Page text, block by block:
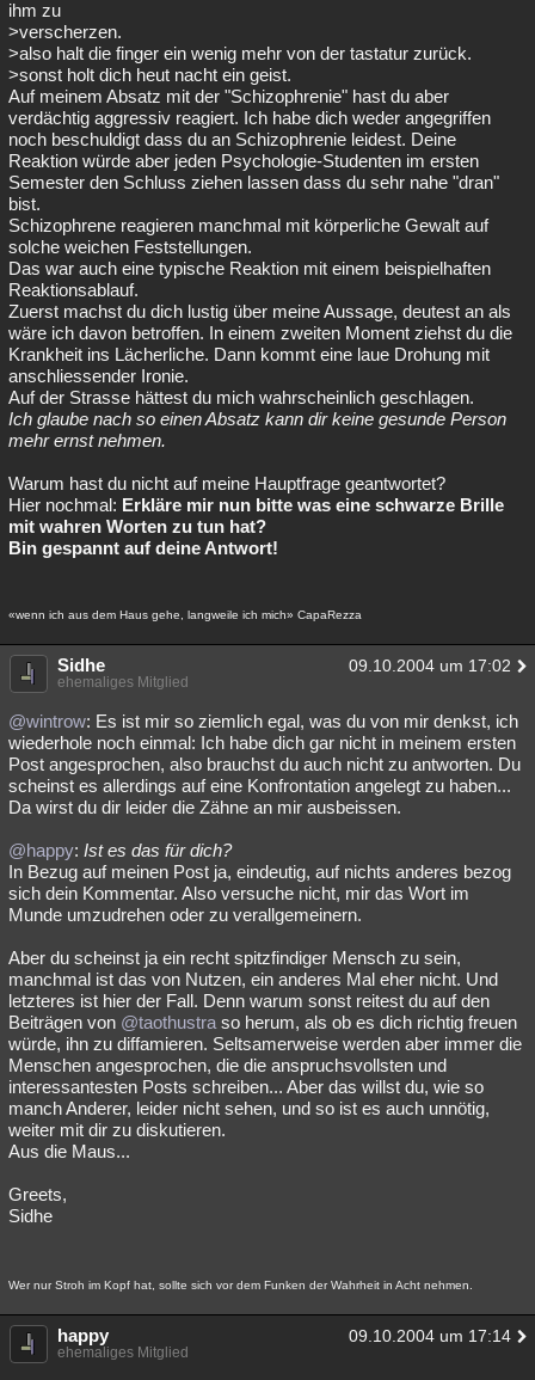
ihm zu
>verscherzen.
>also halt die finger ein wenig mehr von der tastatur zurück.
>sonst holt dich heut nacht ein geist.
Auf meinem Absatz mit der "Schizophrenie" hast du aber
verdächtig aggressiv reagiert. Ich habe dich weder angegriffen
noch beschuldigt dass du an Schizophrenie leidest. Deine
Reaktion würde aber jeden Psychologie-Studenten im ersten
Semester den Schluss ziehen lassen dass du sehr nahe "dran"
bist.
Schizophrene reagieren manchmal mit körperliche Gewalt auf
solche weichen Feststellungen.
Das war auch eine typische Reaktion mit einem beispielhaften
Reaktionsablauf.
Zuerst machst du dich lustig über meine Aussage, deutest an als
wäre ich davon betroffen. In einem zweiten Moment ziehst du die
Krankheit ins Lächerliche. Dann kommt eine laue Drohung mit
anschliessender Ironie.
Auf der Strasse hättest du mich wahrscheinlich geschlagen.
Ich glaube nach so einen Absatz kann dir keine gesunde Person
mehr ernst nehmen.
Warum hast du nicht auf meine Hauptfrage geantwortet?
Hier nochmal: Erkläre mir nun bitte was eine schwarze Brille
mit wahren Worten zu tun hat?
Bin gespannt auf deine Antwort!
«wenn ich aus dem Haus gehe, langweile ich mich» CapaRezza
Sidhe 09.10.2004 um 17:02
ehemaliges Mitglied
@wintrow: Es ist mir so ziemlich egal, was du von mir denkst, ich
wiederhole noch einmal: Ich habe dich gar nicht in meinem ersten
Post angesprochen, also brauchst du auch nicht zu antworten. Du
scheinst es allerdings auf eine Konfrontation angelegt zu haben...
Da wirst du dir leider die Zähne an mir ausbeissen.
@happy: Ist es das für dich?
In Bezug auf meinen Post ja, eindeutig, auf nichts anderes bezog
sich dein Kommentar. Also versuche nicht, mir das Wort im
Munde umzudrehen oder zu verallgemeinern.
Aber du scheinst ja ein recht spitzfindiger Mensch zu sein,
manchmal ist das von Nutzen, ein anderes Mal eher nicht. Und
letzteres ist hier der Fall. Denn warum sonst reitest du auf den
Beiträgen von @taothustra so herum, als ob es dich richtig freuen
würde, ihn zu diffamieren. Seltsamerweise werden aber immer die
Menschen angesprochen, die die anspruchsvollsten und
interessantesten Posts schreiben... Aber das willst du, wie so
manch Anderer, leider nicht sehen, und so ist es auch unnötig,
weiter mit dir zu diskutieren.
Aus die Maus...
Greets,
Sidhe
Wer nur Stroh im Kopf hat, sollte sich vor dem Funken der Wahrheit in Acht nehmen.
happy 09.10.2004 um 17:14
ehemaliges Mitglied